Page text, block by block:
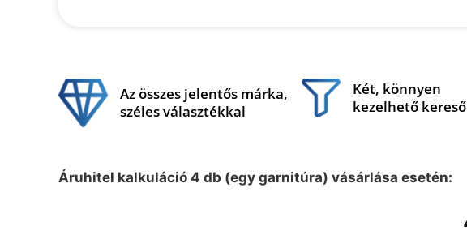
Az összes jelentős márka,
széles választékkal
Két, könnyen
kezelhető kereső
Áruhitel kalkuláció 4 db (egy garnitúra) vásárlása esetén: